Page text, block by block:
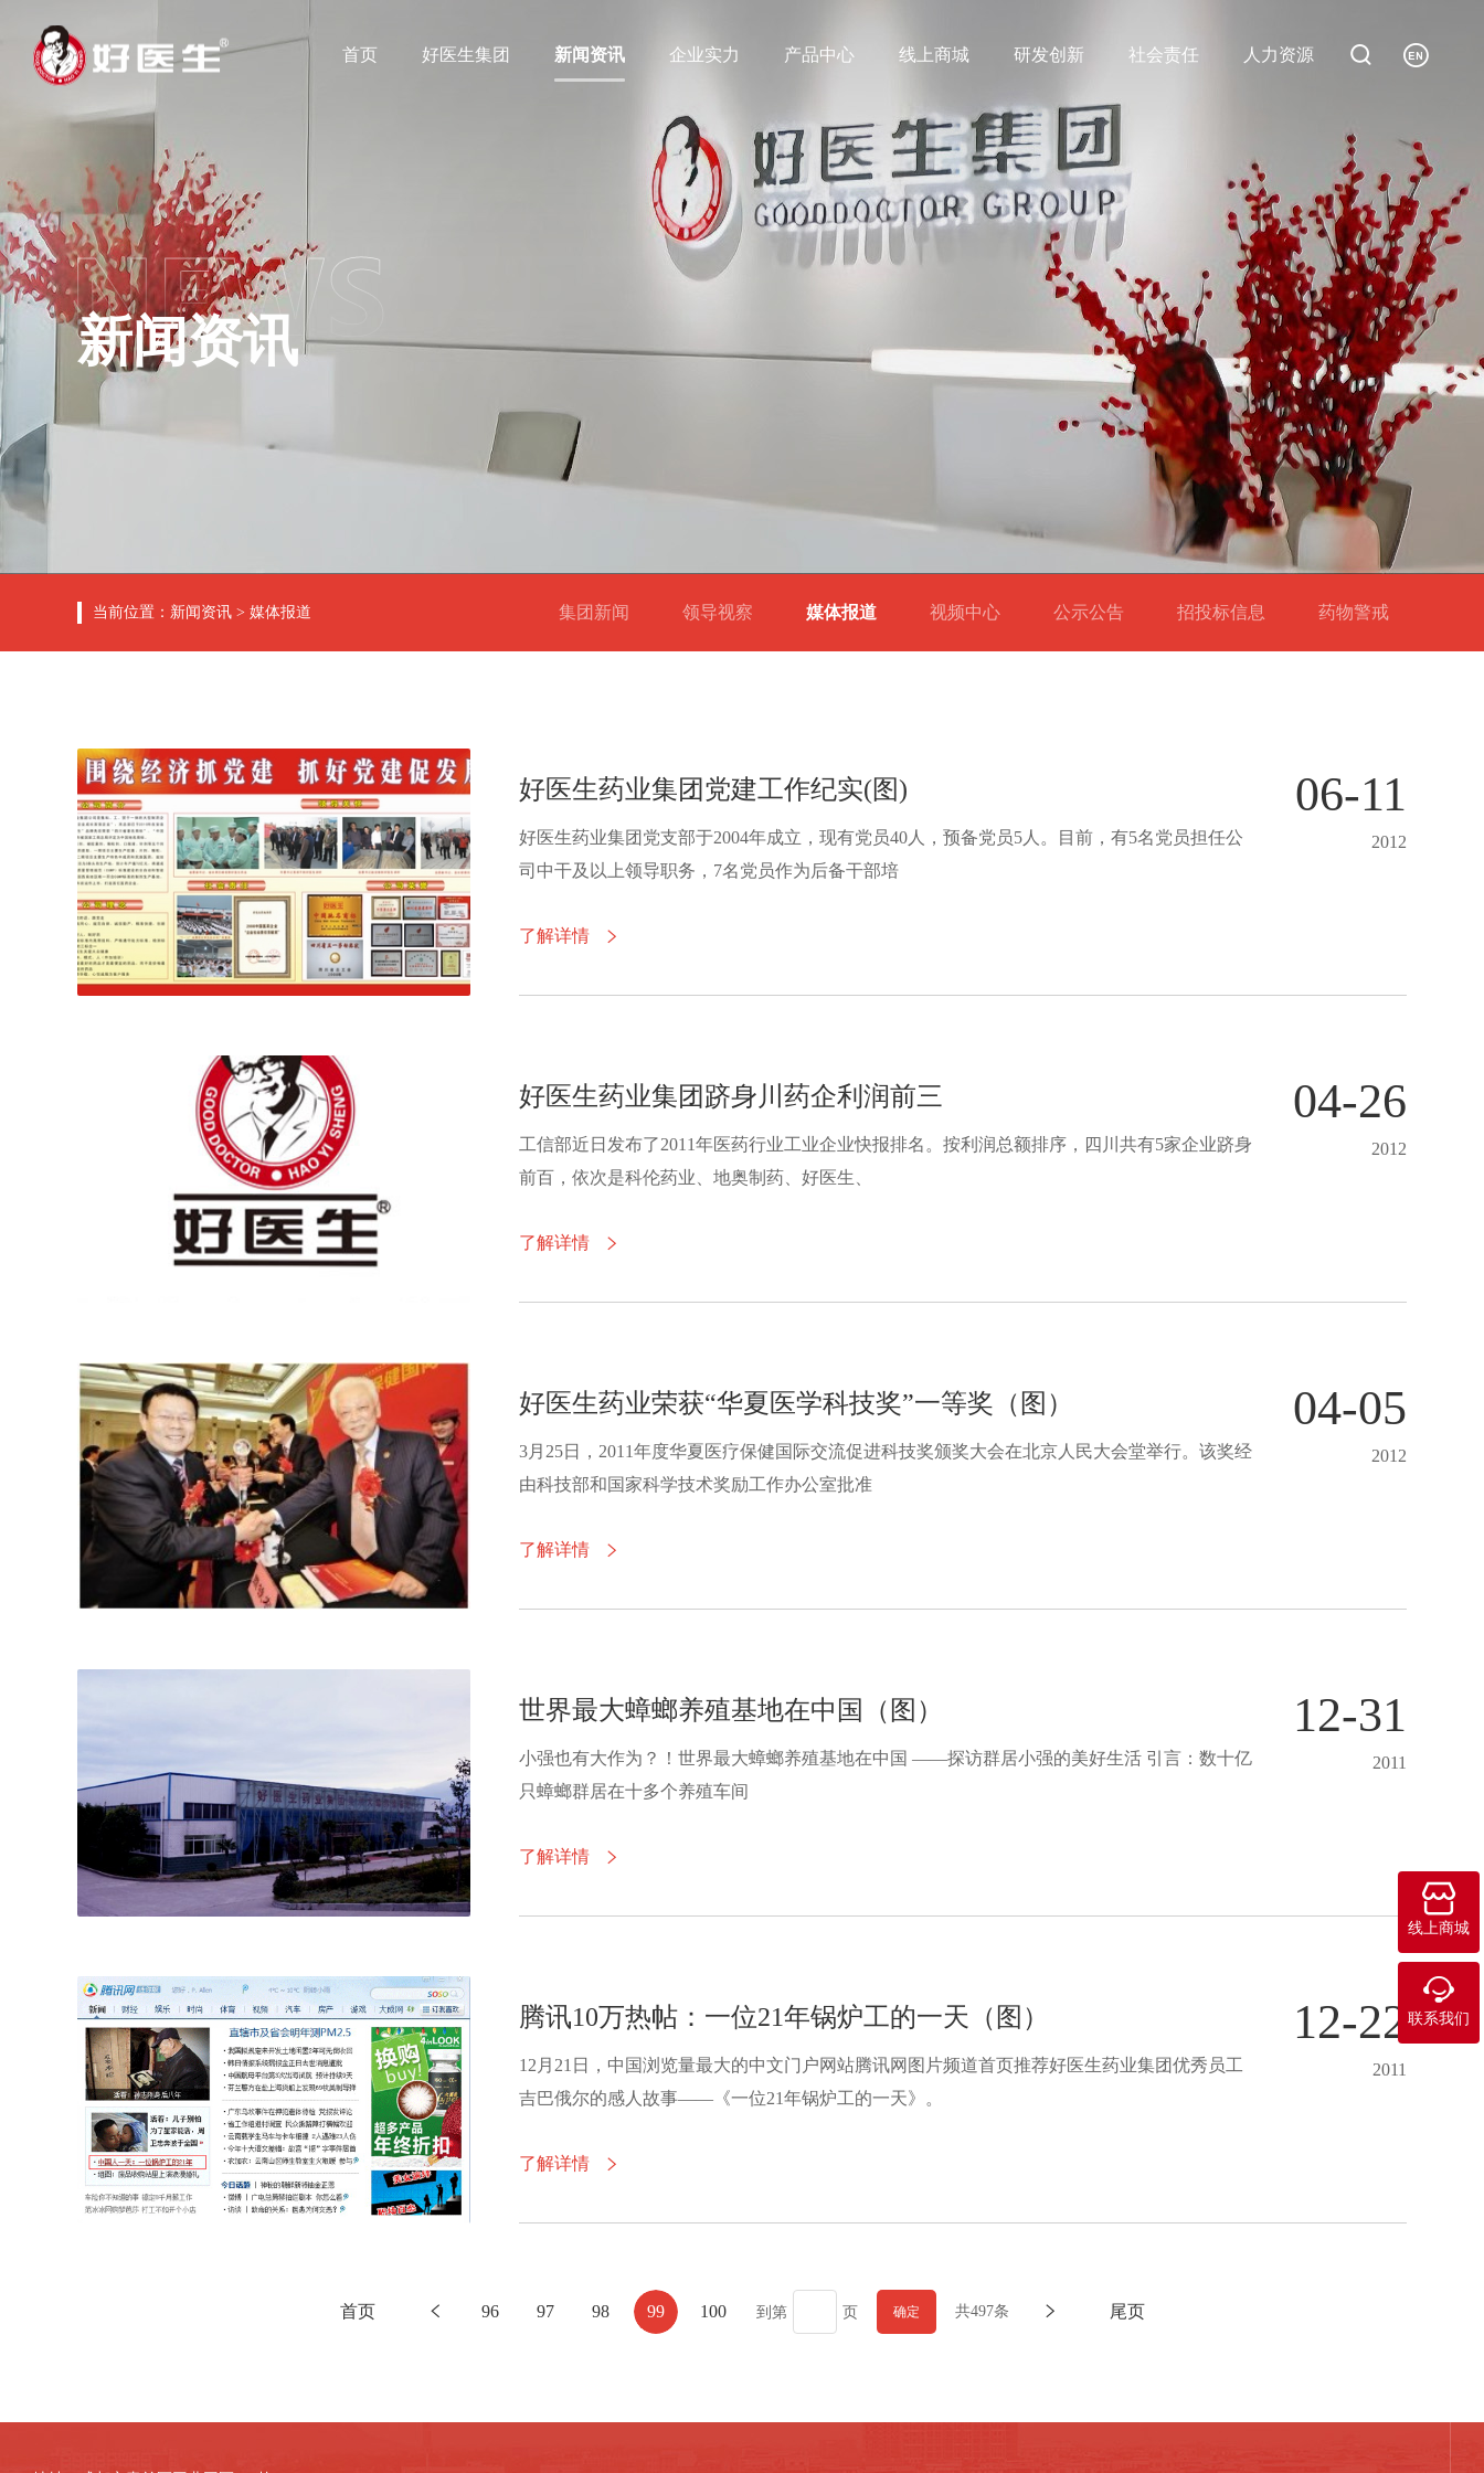
首页 好医生集团 新闻资讯 企业实力 产品中心 线上商城 研发创新 社会责任 人力资源  
新闻资讯
当前位置： 新闻资讯 > 媒体报道 集团新闻 领导视察 媒体报道 视频中心 公示公告 招投标信息 药物警戒
好医生药业集团党建工作纪实(图)
好医生药业集团党支部于2004年成立，现有党员40人，预备党员5人。目前，有5名党员担任公
司中干及以上领导职务，7名党员作为后备干部培
06-11
2012
了解详情 
好医生药业集团跻身川药企利润前三
工信部近日发布了2011年医药行业工业企业快报排名。按利润总额排序，四川共有5家企业跻身
前百，依次是科伦药业、地奥制药、好医生、
04-26
2012
了解详情 
好医生药业荣获“华夏医学科技奖”一等奖（图）
3月25日，2011年度华夏医疗保健国际交流促进科技奖颁奖大会在北京人民大会堂举行。该奖经
由科技部和国家科学技术奖励工作办公室批准
04-05
2012
了解详情 
世界最大蟑螂养殖基地在中国（图）
小强也有大作为？！世界最大蟑螂养殖基地在中国 ——探访群居小强的美好生活 引言：数十亿
只蟑螂群居在十多个养殖车间
12-31
2011
了解详情 
腾讯10万热帖：一位21年锅炉工的一天（图）
12月21日，中国浏览量最大的中文门户网站腾讯网图片频道首页推荐好医生药业集团优秀员工
吉巴俄尔的感人故事——《一位21年锅炉工的一天》。
12-22
2011
了解详情 
首页  96 97 98 99 100 到第 页 确定 共497条  尾页

线上商城

联系我们